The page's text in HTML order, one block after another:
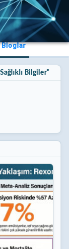
Bloglar
Bilgiler"